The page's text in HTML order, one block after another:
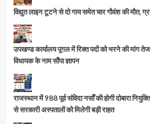
विद्युत लाइन टूटने से दो गाय समेत चार गौवंश की मौत,
उपखण्ड कार्यालय पूगल में रिक्त पदों को भरने की मांग
विधायक के नाम सौंपा ज्ञापन
राजस्थान में 988 पूर्व संविदा नर्सों की होगी दोबारा
से सरकारी अस्पतालों को मिलेगी बड़ी राहत